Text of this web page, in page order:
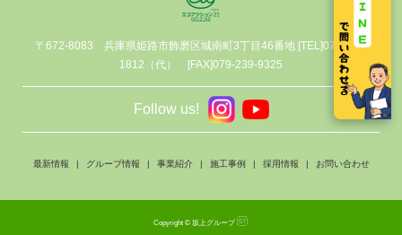
〒672-8083 兵庫県姫路市飾磨区城南町3丁目46番地 [TEL]079-239-
1812（代） [FAX]079-239-9325
最新情報 グループ情報 事業紹介 施工事例 採用情報 お問い合わせ
Copyright © 坂上グループ